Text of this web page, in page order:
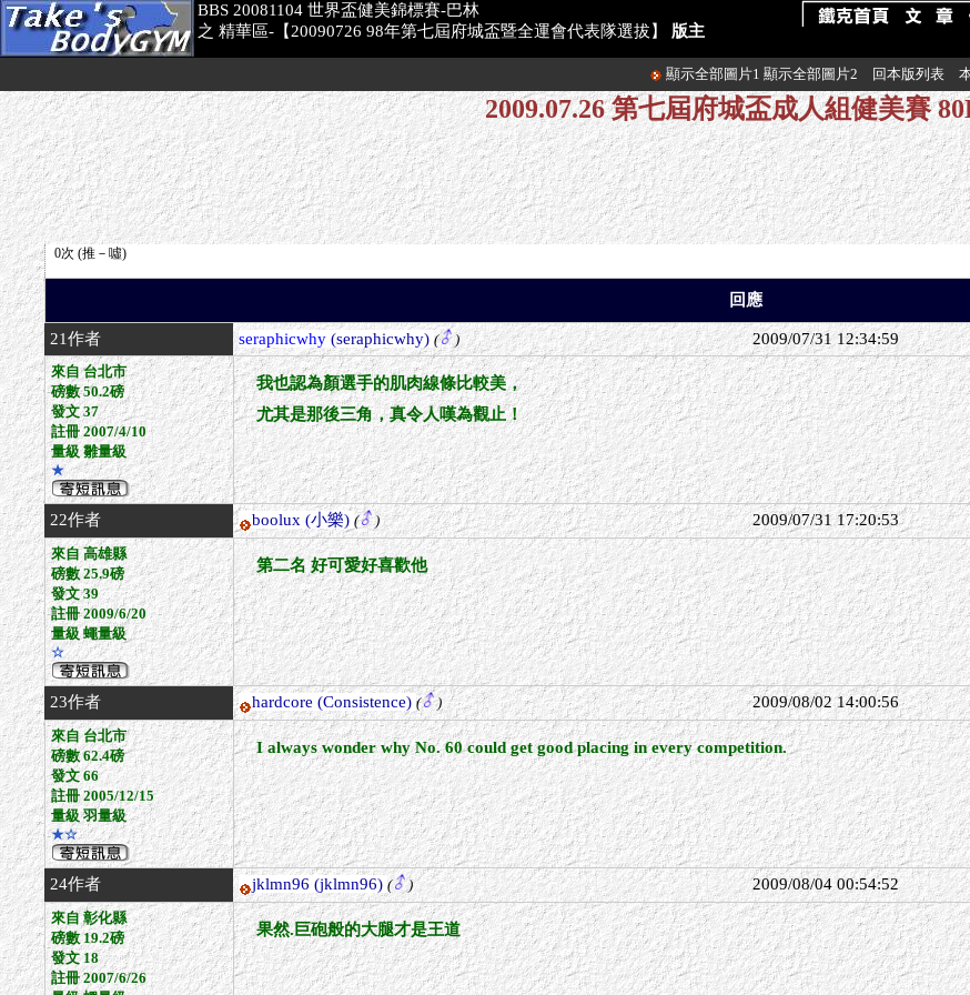
BBS 20081104 世界盃健美錦標賽-巴林
之 精華區-【20090726 98年第七屆府城盃暨全運會代表隊選拔】 版主
顯示全部圖片1 顯示全部圖片2 回本版列表
2009.07.26 第七屆府城盃成人組健美賽
回應
21作者 seraphicwhy(seraphicwhy) ( ) 2009/07/31 12:34:59
來自 台北市
磅數 50.2磅
發文 37
註冊 2007/4/10
量級 雛量級
★
我也認為顏選手的肌肉線條比較美，
尤其是那後三角，真令人嘆為觀止！
22作者 boolux (小樂) ( ) 2009/07/31 17:20:53
來自 高雄縣
磅數 25.9磅
發文 39
註冊 2009/6/20
量級 蠅量級
☆
第二名 好可愛好喜歡他
23作者 hardcore (Consistence) ( ) 2009/08/02 14:00:56
來自 台北市
磅數 62.4磅
發文 66
註冊 2005/12/15
量級 羽量級
★☆
I always wonder why No. 60 could get good placing in every competition.
24作者 jklmn96 (jklmn96) ( ) 2009/08/04 00:54:52
來自 彰化縣
磅數 19.2磅
發文 18
註冊 2007/6/26
果然.巨砲般的大腿才是王道